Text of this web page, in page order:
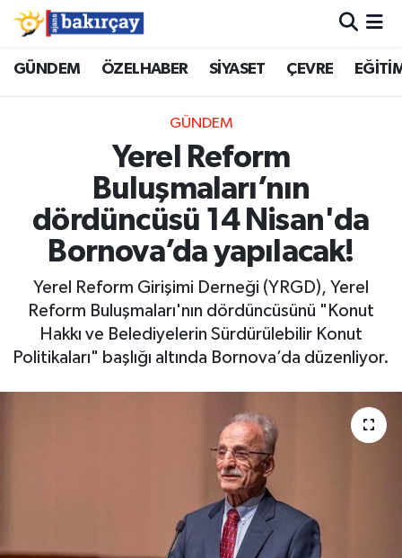
GÜNDEM ÖZELHABER SİYASET ÇEVRE
GÜNDEM
Yerel Reform
Buluşmaları’nın
dördüncüsü 14 Nisan'da
Bornova’da yapılacak!
Yerel Reform Girişimi Derneği (YRGD), Yerel
Reform Buluşmaları'nın dördüncüsünü "Konut
Hakkı ve Belediyelerin Sürdürülebilir Konut
Politikaları" başlığı altında Bornova’da düzenliyor.
İzmir Nöbetçi Eczaneler
İzmir Hava Durumu
İzmir Namaz Vakitleri
İzmir Trafik Yoğunluk Haritası
Süper Lig Puan Durumu ve Fikstür
Tüm Manşetler
Son Dakika Haberleri
Haber Arşivi